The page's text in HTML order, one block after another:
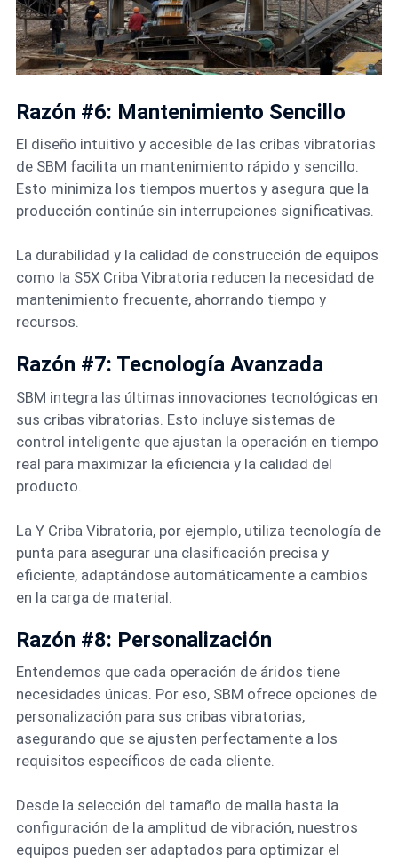
Razón #6: Mantenimiento Sencillo
El diseño intuitivo y accesible de las cribas vibratorias
de SBM facilita un mantenimiento rápido y sencillo.
Esto minimiza los tiempos muertos y asegura que la
producción continúe sin interrupciones significativas.
La durabilidad y la calidad de construcción de equipos
como la S5X Criba Vibratoria reducen la necesidad de
mantenimiento frecuente, ahorrando tiempo y
recursos.
Razón #7: Tecnología Avanzada
SBM integra las últimas innovaciones tecnológicas en
sus cribas vibratorias. Esto incluye sistemas de
control inteligente que ajustan la operación en tiempo
real para maximizar la eficiencia y la calidad del
producto.
La Y Criba Vibratoria, por ejemplo, utiliza tecnología de
punta para asegurar una clasificación precisa y
eficiente, adaptándose automáticamente a cambios
en la carga de material.
Razón #8: Personalización
Entendemos que cada operación de áridos tiene
necesidades únicas. Por eso, SBM ofrece opciones de
personalización para sus cribas vibratorias,
asegurando que se ajusten perfectamente a los
requisitos específicos de cada cliente.
Desde la selección del tamaño de malla hasta la
configuración de la amplitud de vibración, nuestros
equipos pueden ser adaptados para optimizar el